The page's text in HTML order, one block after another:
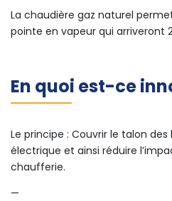
La chaudière gaz naturel
pointe en vapeur qui arriveront
En quoi est-ce
Le principe : Couvrir le talon
électrique et ainsi réduire
chaufferie.
—